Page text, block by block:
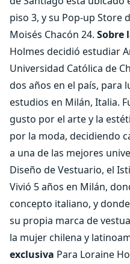
piso 3, y su Pop-up Store
Moisés Chacón 24. Sobre
Holmes decidió estudiar
Universidad Católica de
dos años en el país, para
estudios en Milán, Italia.
gusto por el arte y la
por la moda, decidiendo
a una de las mejores
Diseño de Vestuario, el
Vivió 5 años en Milán,
concepto italiano, y
su propia marca de
la mujer chilena y
exclusiva Para Loraine